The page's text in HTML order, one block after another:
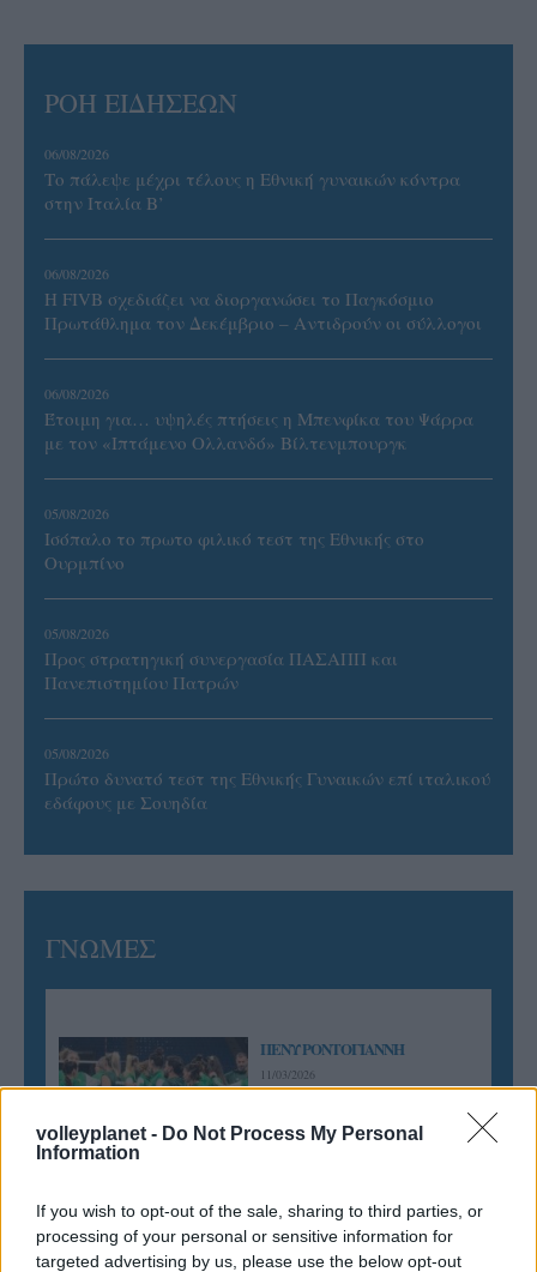
volleyplanet - Do Not Process My Personal
Information
If you wish to opt-out of the sale, sharing to third parties, or
processing of your personal or sensitive information for
targeted advertising by us, please use the below opt-out
ΡΟΗ ΕΙΔΗΣΕΩΝ
06/08/2026
Το πάλεψε μέχρι τέλους η Εθνική γυναικών κόντρα
στην Ιταλία Β’
06/08/2026
Η FIVB σχεδιάζει να διοργανώσει το Παγκόσμιο
Πρωτάθλημα τον Δεκέμβριο – Αντιδρούν οι σύλλογοι
06/08/2026
Έτοιμη για… υψηλές πτήσεις η Μπενφίκα του Ψάρρα
με τον «Ιπτάμενο Ολλανδό» Βίλτενμπουργκ
05/08/2026
Ισόπαλο το πρωτο φιλικό τεστ της Εθνικής στο
Ουρμπίνο
05/08/2026
Προς στρατηγική συνεργασία ΠΑΣΑΠΠ και
Πανεπιστημίου Πατρών
05/08/2026
Πρώτο δυνατό τεστ της Εθνικής Γυναικών επί ιταλικού
εδάφους με Σουηδία
ΓΝΩΜΕΣ
ΠΕΝΥ ΡΟΝΤΟΓΙΑΝΝΗ
11/03/2026
στο σήμερα: Tο τρίτο
ευρωπαϊκό ραντεβού του